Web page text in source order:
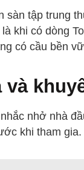
sàn tập trung
là khi có dòng
có cầu bền
và
nhở nhà
khi tham gia.